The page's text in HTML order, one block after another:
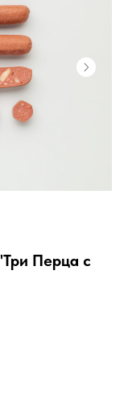
Перца с